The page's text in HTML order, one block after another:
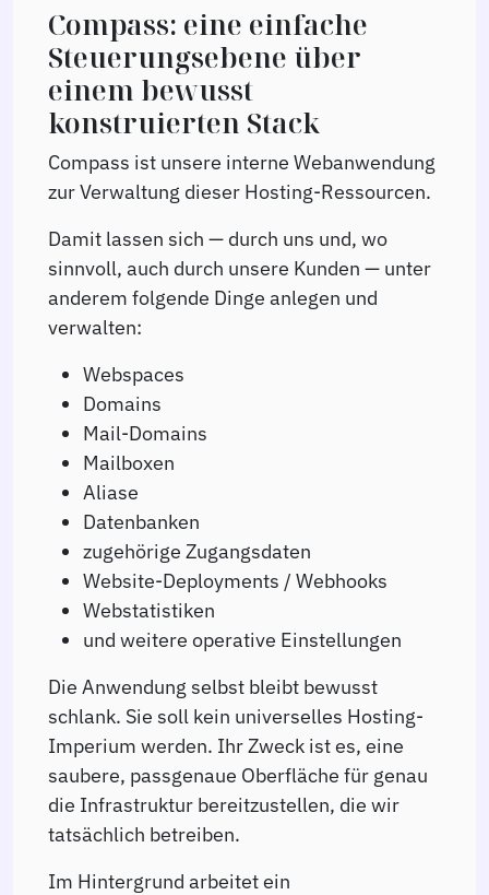
Compass: eine einfache
Steuerungsebene über
einem bewusst
konstruierten Stack
Compass ist unsere interne Webanwendung
zur Verwaltung dieser Hosting-Ressourcen.
Damit lassen sich — durch uns und, wo
sinnvoll, auch durch unsere Kunden — unter
anderem folgende Dinge anlegen und
verwalten:
Webspaces
Domains
Mail-Domains
Mailboxen
Aliase
Datenbanken
zugehörige Zugangsdaten
Website-Deployments / Webhooks
Webstatistiken
und weitere operative Einstellungen
Die Anwendung selbst bleibt bewusst
schlank. Sie soll kein universelles Hosting-
Imperium werden. Ihr Zweck ist es, eine
saubere, passgenaue Oberfläche für genau
die Infrastruktur bereitzustellen, die wir
tatsächlich betreiben.
Im Hintergrund arbeitet ein